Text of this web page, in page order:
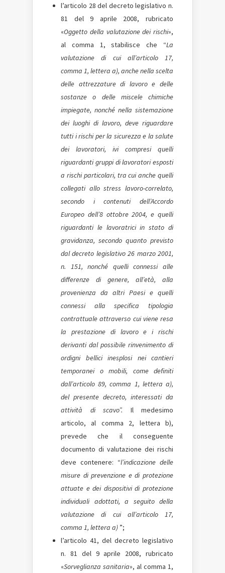
l’articolo 28 del decreto legislativo n.
81 del 9 aprile 2008, rubricato
«Oggetto della valutazione dei rischi»,
al comma 1, stabilisce che “La
valutazione di cui all’articolo 17,
comma 1, lettera a), anche nella scelta
delle attrezzature di lavoro e delle
sostanze o delle miscele chimiche
impiegate, nonché nella sistemazione
dei luoghi di lavoro, deve riguardare
tutti i rischi per la sicurezza e la salute
dei lavoratori, ivi compresi quelli
riguardanti gruppi di lavoratori esposti
a rischi particolari, tra cui anche quelli
collegati allo stress lavoro-correlato,
secondo i contenuti dell’Accordo
Europeo dell’8 ottobre 2004, e quelli
riguardanti le lavoratrici in stato di
gravidanza, secondo quanto previsto
dal decreto legislativo 26 marzo 2001,
n. 151, nonché quelli connessi alle
differenze di genere, all’età, alla
provenienza da altri Paesi e quelli
connessi alla specifica tipologia
contrattuale attraverso cui viene resa
la prestazione di lavoro e i rischi
derivanti dal possibile rinvenimento di
ordigni bellici inesplosi nei cantieri
temporanei o mobili, come definiti
dall’articolo 89, comma 1, lettera a),
del presente decreto, interessati da
attività di scavo”. Il medesimo
articolo, al comma 2, lettera b),
prevede che il conseguente
documento di valutazione dei rischi
deve contenere: “l’indicazione delle
misure di prevenzione e di protezione
attuate e dei dispositivi di protezione
individuali adottati, a seguito della
valutazione di cui all’articolo 17,
comma 1, lettera a) ”;
l’articolo 41, del decreto legislativo
n. 81 del 9 aprile 2008, rubricato
«Sorveglianza sanitaria», al comma 1,